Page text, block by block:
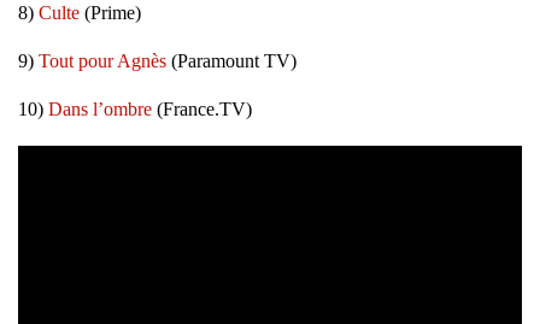
8) Culte (Prime)
9) Tout pour Agnès (Paramount TV)
10) Dans l’ombre (France.TV)